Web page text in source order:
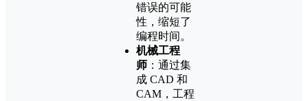
错误的可能
性，缩短了
编程时间。
机械工程
师 ：通过集
成 CAD 和
CAM，工程